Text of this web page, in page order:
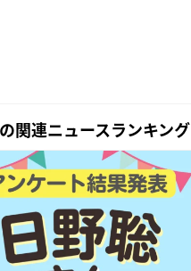
関連ニュースランキング